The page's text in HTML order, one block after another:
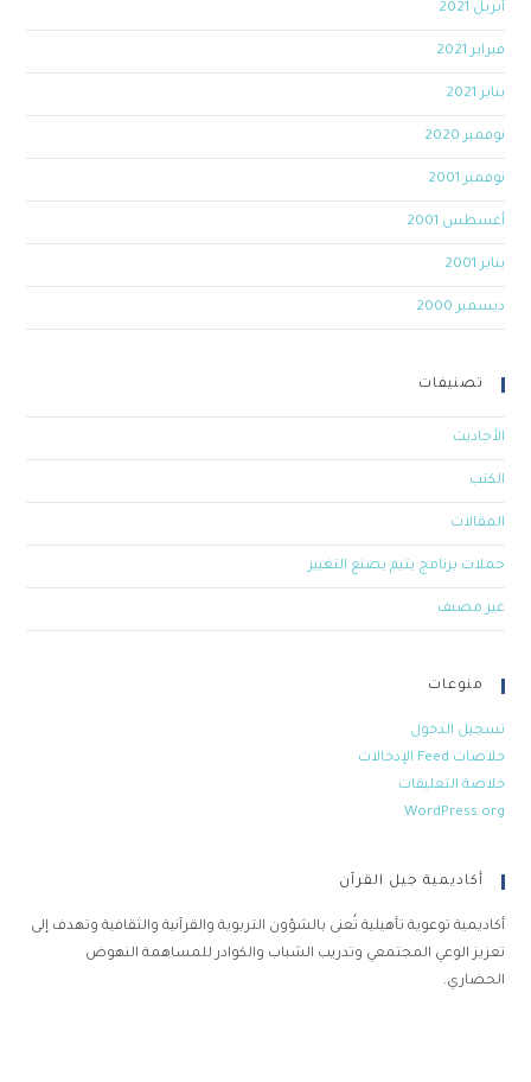
أبريل 2021
فبراير 2021
يناير 2021
نوفمبر 2020
نوفمبر 2001
أغسطس 2001
يناير 2001
ديسمبر 2000
تصنيفات
الأحاديث
الكتب
المقالات
حملات برنامج يتيم يصنع التغيير
غير مصنف
منوعات
تسجيل الدخول
خلاصات Feed الإدخالات
خلاصة التعليقات
WordPress.org
أكاديمية جيل القرآن
أكاديمية توعوية تأهيلية تُعنى بالشؤون التربوية والقرآنية والثقافية وتهدف إلى
تعزيز الوعي المجتمعي وتدريب الشباب والكوادر للمساهمة النهوض
الحضاري.